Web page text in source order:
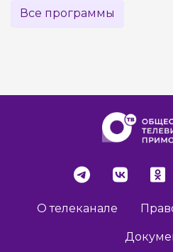
Все программы
О телеканале